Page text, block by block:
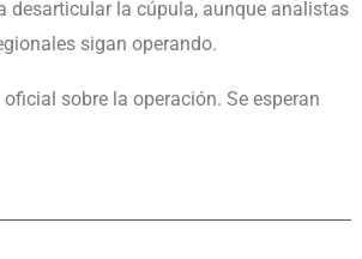
desarticular la cúpula, aunque analistas
sigan operando.
sobre la operación. Se esperan